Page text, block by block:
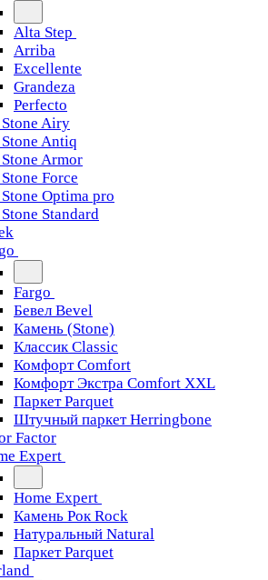
Alta Step
Arriba
Excellente
Grandeza
Perfecto
Airy
Antiq
Armor
Force
Optima pro
Standard
Fargo
Бевел Bevel
Камень (Stone)
Классик Classic
Комфорт Comfort
Комфорт Экстра Comfort XXL
Паркет Parquet
Штучный паркет Herringbone
Factor
Expert
Home Expert
Камень Рок Rock
Натуральный Natural
Паркет Parquet